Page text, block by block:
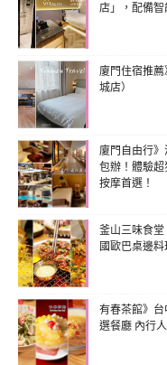
店」，配備智
廈門住宿推
城店）
廈門自由行
包辦！體驗
按摩首選！
釜山三味食
國歐巴桌邊料
有春茶館》
選餐廳 內行